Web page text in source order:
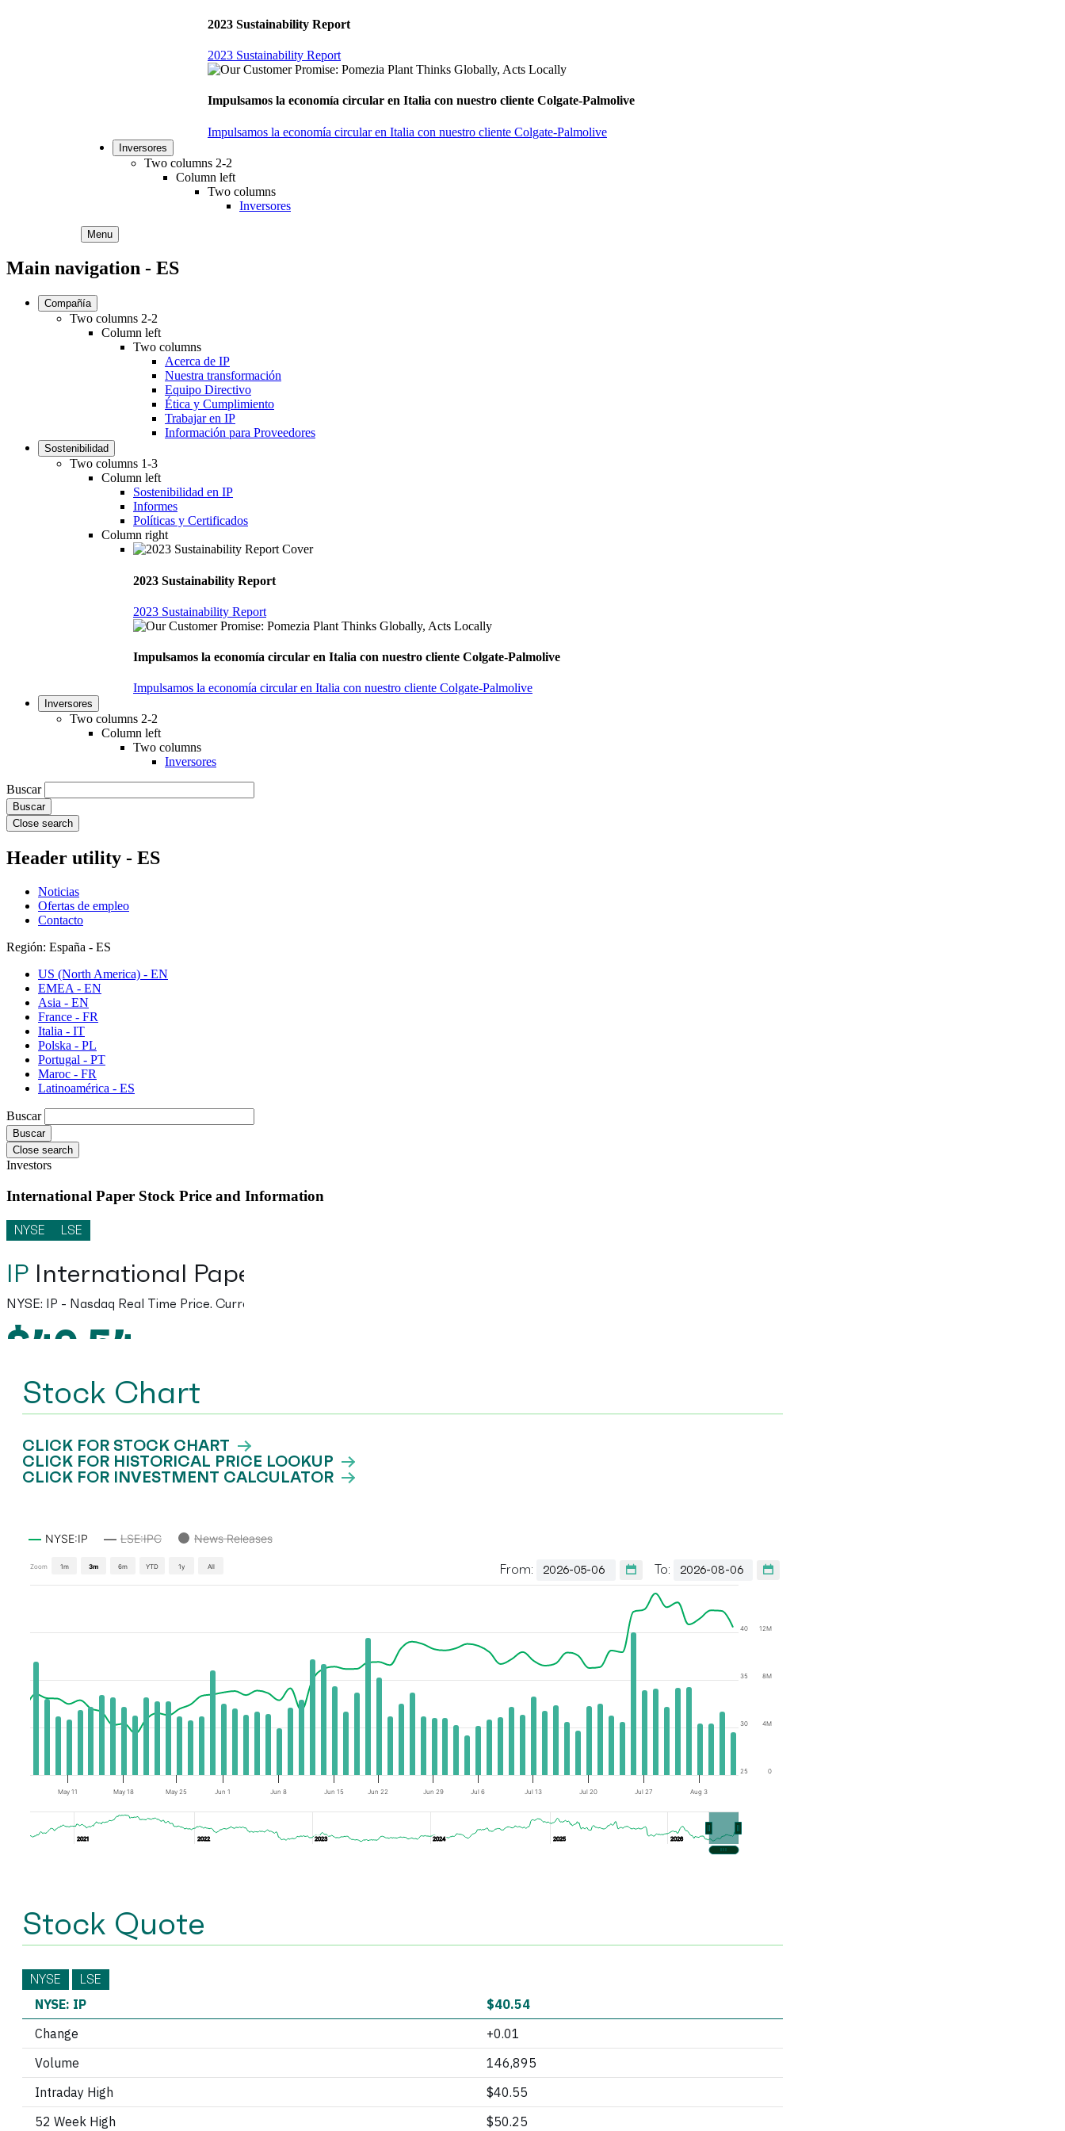
2023 Sustainability Report
2023 Sustainability Report
Impulsamos la economía circular en Italia con nuestro cliente Colgate-Palmolive
Impulsamos la economía circular en Italia con nuestro cliente Colgate-Palmolive
Inversores
Two columns 2-2
Column left
Two columns
Inversores
Menu
Main navigation - ES
Compañía
Two columns 2-2
Column left
Two columns
Acerca de IP
Nuestra transformación
Equipo Directivo
Ética y Cumplimiento
Trabajar en IP
Información para Proveedores
Sostenibilidad
Two columns 1-3
Column left
Sostenibilidad en IP
Informes
Políticas y Certificados
Column right
2023 Sustainability Report
2023 Sustainability Report
Impulsamos la economía circular en Italia con nuestro cliente Colgate-Palmolive
Impulsamos la economía circular en Italia con nuestro cliente Colgate-Palmolive
Inversores
Two columns 2-2
Column left
Two columns
Inversores
Buscar
Close search
Header utility - ES
Noticias
Ofertas de empleo
Contacto
Región: España - ES
US (North America) - EN
EMEA - EN
Asia - EN
France - FR
Italia - IT
Polska - PL
Portugal - PT
Maroc - FR
Latinoamérica - ES
Buscar
Close search
Investors
International Paper Stock Price and Information